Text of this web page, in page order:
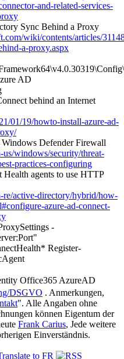
and-related-services-
Sync Behind a Proxy
wiki/contents/articles/
a-proxy.aspx
AD
behind an Internet
01/19/howto-install-azure-ad-
Defender Firewall
windows/security/threat-
practices-configuring
agents to use HTTP
re/active-directory/hybrid/how-
azure-ad-connect-
-
Register-
Office365 AzureAD
DSGVO . Anmerkungen,
". Alle Angaben ohne
können Eigentum der
Frank Carius, Jede weitere
Einverständnis.